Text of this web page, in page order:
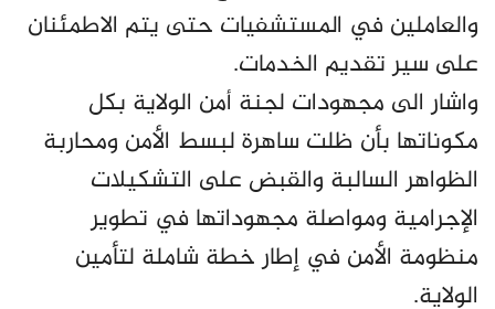
والعاملين في المستشفيات حتى يتم الاطمئنان
على سير تقديم الخدمات.
واشار الى مجهودات لجنة أمن الولاية بكل
مكوناتها بأن ظلت ساهرة لبسط الأمن ومحاربة
الظواهر السالبة والقبض على التشكيلات
الإجرامية ومواصلة مجهوداتها في تطوير
منظومة الأمن في إطار خطة شاملة لتأمين
الولاية.